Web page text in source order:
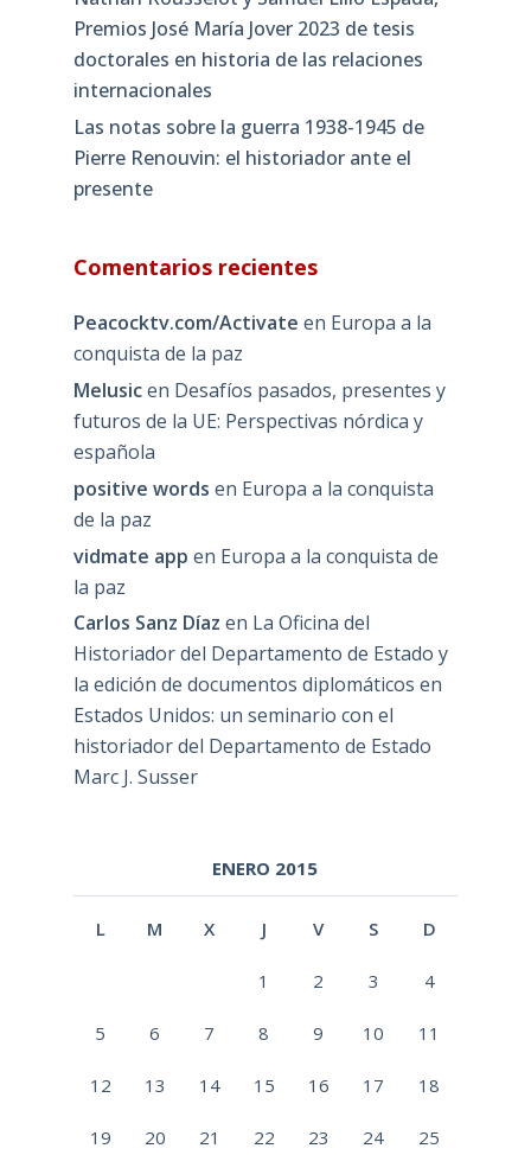
Premios José María Jover 2023 de tesis
doctorales en historia de las relaciones
internacionales
Las notas sobre la guerra 1938-1945 de
Pierre Renouvin: el historiador ante el
presente
Comentarios recientes
Peacocktv.com/Activate en Europa a la
conquista de la paz
Melusicen Desafíos pasados, presentes y
futuros de la UE: Perspectivas nórdica y
española
positive words en Europa a la conquista
de la paz
vidmate app en Europa a la conquista de
la paz
Carlos Sanz Díaz en La Oficina del
Historiador del Departamento de Estado y
la edición de documentos diplomáticos en
Estados Unidos: un seminario con el
historiador del Departamento de Estado
Marc J. Susser
ENERO 2015
L M X J V S D
1 2 3 4
5 6 7 8 9 10 11
12 13 14 15 16 17 18
19 20 21 22 23 24 25